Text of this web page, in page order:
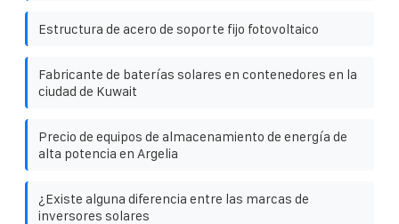
Estructura de acero de soporte fijo fotovoltaico
Fabricante de baterías solares en contenedores en la
ciudad de Kuwait
Precio de equipos de almacenamiento de energía de
alta potencia en Argelia
¿Existe alguna diferencia entre las marcas de
inversores solares